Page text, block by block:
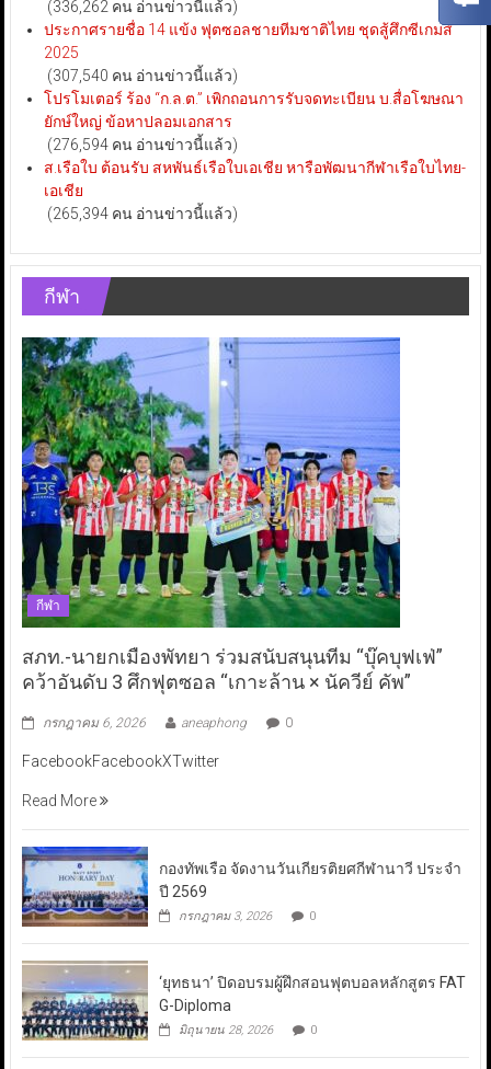
(336,262 คน อ่านข่าวนี้แล้ว)
ประกาศรายชื่อ 14 แข้ง ฟุตซอลชายทีมชาติไทย ชุดสู้ศึกซีเกมส์
2025
(307,540 คน อ่านข่าวนี้แล้ว)
โปรโมเตอร์ ร้อง “ก.ล.ต.” เพิกถอนการรับจดทะเบียน บ.สื่อโฆษณา
ยักษ์ใหญ่ ข้อหาปลอมเอกสาร
(276,594 คน อ่านข่าวนี้แล้ว)
ส.เรือใบ ต้อนรับ สหพันธ์เรือใบเอเชีย หารือพัฒนากีฬาเรือใบไทย-
เอเชีย
(265,394 คน อ่านข่าวนี้แล้ว)
กีฬา
กีฬา
สภท.-นายกเมืองพัทยา ร่วมสนับสนุนทีม “บุ๊คบุฟเฟ่”
คว้าอันดับ 3 ศึกฟุตซอล “เกาะล้าน × นัควีย์ คัพ”
กรกฎาคม 6, 2026 aneaphong 0
FacebookFacebookXTwitter
Read More
กองทัพเรือ จัดงานวันเกียรติยศกีฬานาวี ประจำ
ปี 2569
กรกฎาคม 3, 2026 0
‘ยุทธนา’ ปิดอบรมผู้ฝึกสอนฟุตบอลหลักสูตร FAT
G-Diploma
มิถุนายน 28, 2026 0